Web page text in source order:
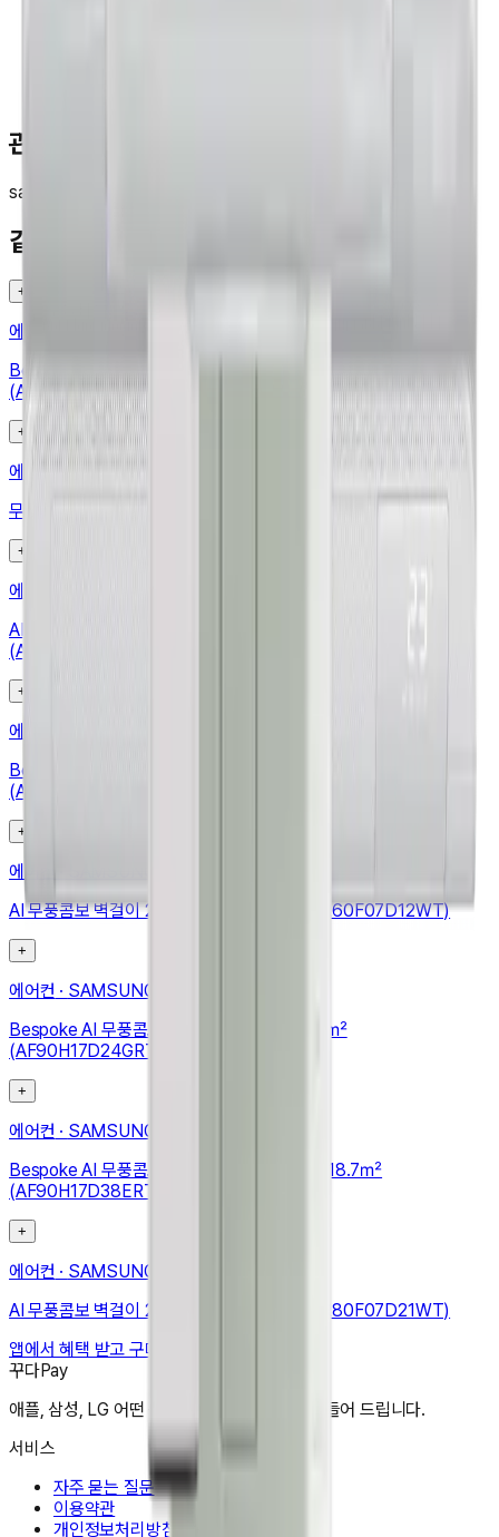
관련 검색
samsung
같은 카테고리 다른 기기
+
에어컨
Bespoke 무풍에어컨 윈도우핏 19.2㎡ (매립형)
(AW06C7155WWAZ)
+
에어컨· SAMSUNG
무풍에어컨 벽걸이 와이드 42.3㎡ (AR13D9150HZT)
+
에어컨
AI 무풍콤보 벽걸이 냉난방 24.4㎡ (리모컨 포함)
(AR60F07C14WT)
+
에어컨
Bespoke 무풍에어컨 윈도우핏 19.2㎡ (매립형)
(AW06C7155EWAZ)
+
에어컨
AI 무풍콤보 벽걸이 24.4㎡ (리모컨 포함) (AR60F07D12WT)
+
에어컨 · SAMSUNG
Bespoke AI 무풍콤보 갤러리 프로 56.9/18.7㎡
(AF90H17D24GRT)
+
에어컨 · SAMSUNG
Bespoke AI 무풍콤보 갤러리 프로 청정 56.9/18.7㎡
(AF90H17D38ERT)
+
에어컨 · SAMSUNG
AI 무풍콤보 벽걸이 24.4㎡ (리모컨 포함) (AR80F07D21WT)
앱에서 혜택 받고 구매하기
꾸다Pay
애플, 삼성, LG 어떤 상품도 한달 3만원으로 만들어 드립니다.
서비스
자주 묻는 질문
이용약관
개인정보처리방침